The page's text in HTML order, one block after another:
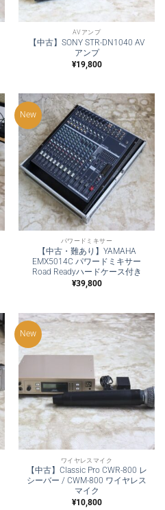
AVアンプ
【中古】SONY STR-DN1040 AV
アンプ
¥19,800
New
パワードミキサー
【中古・難あり】YAMAHA
EMX5014C パワードミキサー
Road Readyハードケース付き
¥39,800
New
ワイヤレスマイク
【中古】Classic Pro CWR-800 レ
シーバー / CWM-800 ワイヤレス
マイク
¥10,800